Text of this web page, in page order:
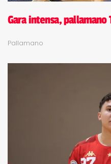
Gara intensa, pallamano
Pallamano